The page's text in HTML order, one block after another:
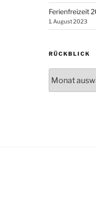
Ferienfreizeit
1. August 2023
RÜCKBLICK